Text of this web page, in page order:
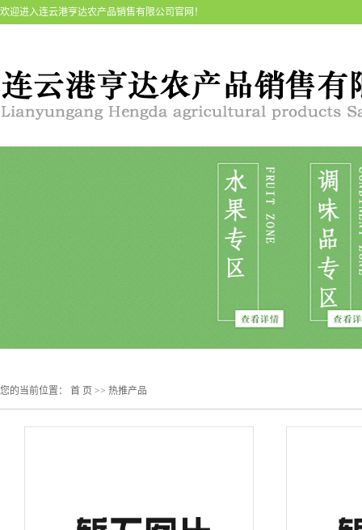
欢迎进入连云港亨达农产品销售有限公司官网！
您的当前位置： 首 页 >> 热推产品